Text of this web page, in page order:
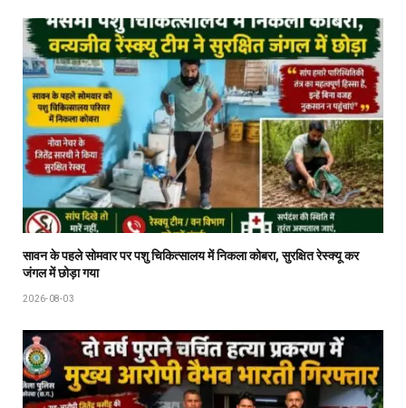
सावन के पहले सोमवार पर पशु चिकित्सालय में निकला कोबरा, सुरक्षित रेस्क्यू कर
जंगल में छोड़ा गया
2026-08-03